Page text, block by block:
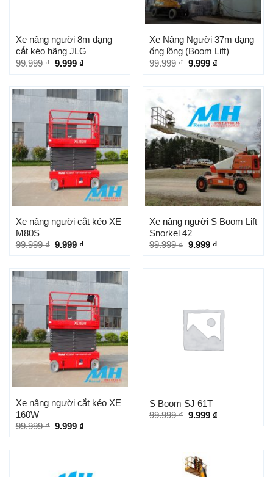
Xe nâng người 8m dạng
cắt kéo hãng JLG
99.999₫ 9.999 ₫
Xe Nâng Người 37m dạng
ống lồng (Boom Lift)
99.999₫ 9.999 ₫
Xe nâng người cắt kéo XE
M80S
99.999₫ 9.999 ₫
Xe nâng người S Boom Lift
Snorkel 42
99.999₫ 9.999 ₫
Xe nâng người cắt kéo XE
160W
99.999₫ 9.999 ₫
S Boom SJ 61T
99.999₫ 9.999 ₫